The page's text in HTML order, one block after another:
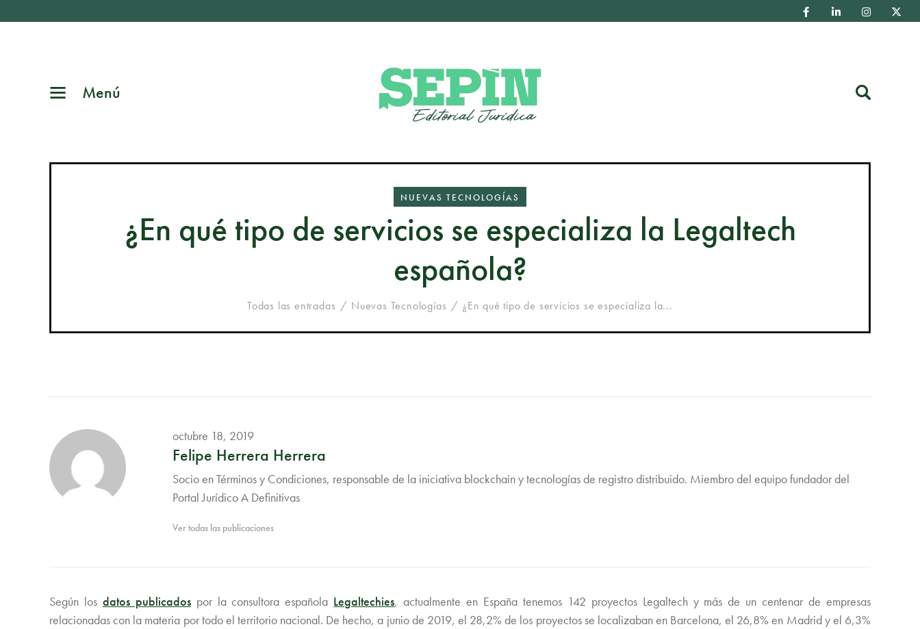
Menú
NUEVAS TECNOLOGÍAS
¿En qué tipo de servicios se especializa la Legaltech
española?
Todas las entradas Nuevas Tecnologías ¿En qué tipo de servicios se especializa la...
octubre 18, 2019
Felipe Herrera Herrera
Socio en Términos y Condiciones, responsable de la iniciativa blockchain y tecnologías de registro distribuido. Miembro del equipo fundador del
Portal Jurídico A Definitivas
Ver todas las publicaciones
Según los datos publicadospor la consultora española Legaltechies, actualmente en España tenemos 142 proyectos Legaltech y más de un centenar de empresas
relacionadas con la materia por todo el territorio nacional. De hecho, a junio de 2019, el 28,2% de los proyectos se localizaban en Barcelona, el 26,8% en Madrid y el 6,3%